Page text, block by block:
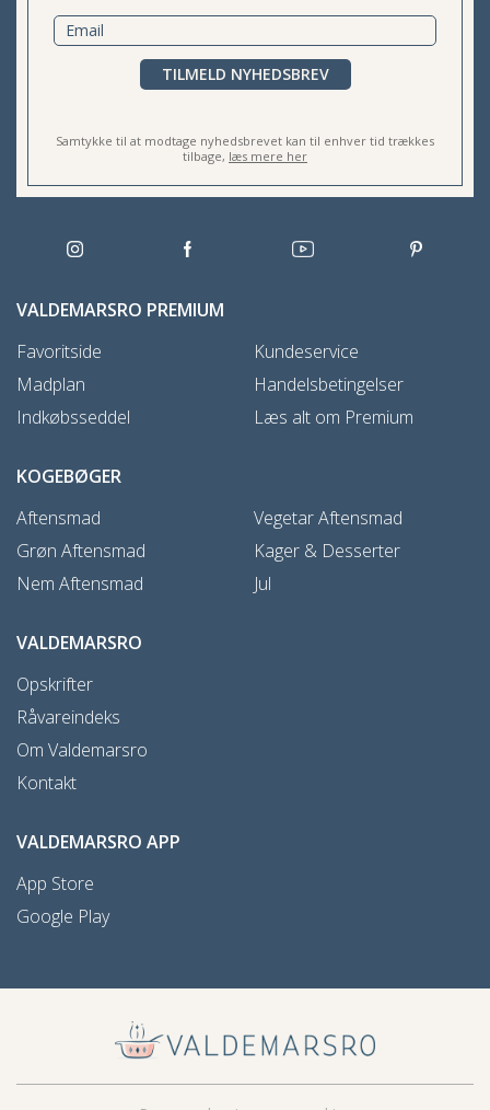
TILMELD NYHEDSBREV
Samtykke til at modtage nyhedsbrevet kan til enhver tid trækkes
tilbage, læs mere her
VALDEMARSRO PREMIUM
Favoritside
Madplan
Indkøbsseddel
Kundeservice
Handelsbetingelser
Læs alt om Premium
KOGEBØGER
Aftensmad
Grøn Aftensmad
Nem Aftensmad
Vegetar Aftensmad
Kager & Desserter
Jul
VALDEMARSRO
Opskrifter
Råvareindeks
Om Valdemarsro
Kontakt
VALDEMARSRO APP
App Store
Google Play